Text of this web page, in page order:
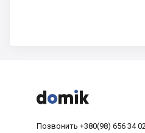



Позвонить +380(98) 656 34 02